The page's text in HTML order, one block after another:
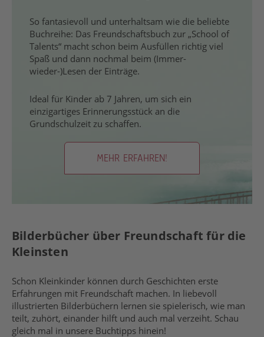
So fantasievoll und unterhaltsam wie die beliebte
Buchreihe: Das Freundschaftsbuch zur „School of
Talents“ macht schon beim Ausfüllen richtig viel
Spaß und dann nochmal beim (Immer-
wieder-)Lesen der Einträge.
Ideal für Kinder ab 7 Jahren, um sich ein
einzigartiges Erinnerungsstück an die
Grundschulzeit zu schaffen.
MEHR ERFAHREN!
Bilderbücher über Freundschaft für die
Kleinsten
Schon Kleinkinder können durch Geschichten erste
Erfahrungen mit Freundschaft machen. In liebevoll
illustrierten Bilderbüchern lernen sie spielerisch, wie man
teilt, zuhört, einander hilft und auch mal verzeiht. Schau
gleich mal in unsere Buchtipps hinein!